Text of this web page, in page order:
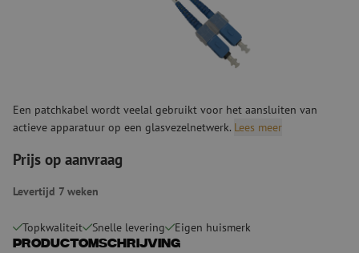
Een patchkabel wordt veelal gebruikt voor het aansluiten van
actieve apparatuur op een glasvezelnetwerk. Lees meer
Prijs op aanvraag
Levertijd 7 weken
Topkwaliteit Snelle levering Eigen huismerk
Productomschrijving